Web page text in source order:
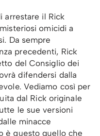
arrestare il Rick
omicidi a
Da sempre
precedenti, Rick
del Consiglio dei
difendersi dalla
Vediamo così per
dal Rick originale
le sue versioni
minacce
è questo quello che